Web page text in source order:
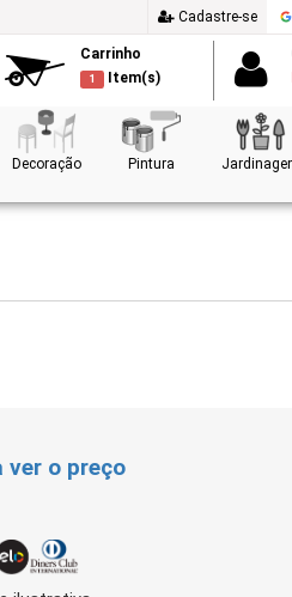
Cadastre-se
Carrinho
1 Item(s)
Decoração Pintura
ver o preço